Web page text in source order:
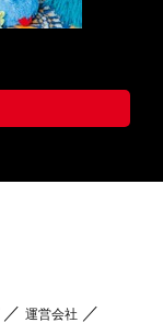
運営会社